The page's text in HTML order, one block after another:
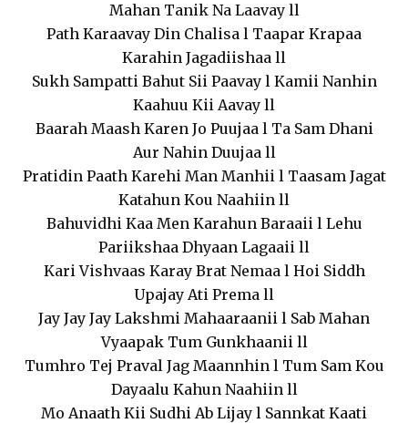
Mahan Tanik Na Laavay ll
Path Karaavay Din Chalisa l Taapar Krapaa
Karahin Jagadiishaa ll
Sukh Sampatti Bahut Sii Paavay l Kamii Nanhin
Kaahuu Kii Aavay ll
Baarah Maash Karen Jo Puujaa l Ta Sam Dhani
Aur Nahin Duujaa ll
Pratidin Paath Karehi Man Manhii l Taasam Jagat
Katahun Kou Naahiin ll
Bahuvidhi Kaa Men Karahun Baraaii l Lehu
Pariikshaa Dhyaan Lagaaii ll
Kari Vishvaas Karay Brat Nemaa l Hoi Siddh
Upajay Ati Prema ll
Jay Jay Jay Lakshmi Mahaaraanii l Sab Mahan
Vyaapak Tum Gunkhaanii ll
Tumhro Tej Praval Jag Maannhin l Tum Sam Kou
Dayaalu Kahun Naahiin ll
Mo Anaath Kii Sudhi Ab Lijay l Sannkat Kaati